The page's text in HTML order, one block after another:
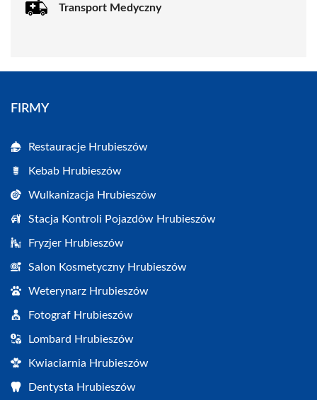
Transport Medyczny
FIRMY
Restauracje Hrubieszów
Kebab Hrubieszów
Wulkanizacja Hrubieszów
Stacja Kontroli Pojazdów Hrubieszów
Fryzjer Hrubieszów
Salon Kosmetyczny Hrubieszów
Weterynarz Hrubieszów
Fotograf Hrubieszów
Lombard Hrubieszów
Kwiaciarnia Hrubieszów
Dentysta Hrubieszów